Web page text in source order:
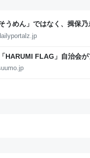
うめん」ではなく、揖保
HARUMI FLAG」自治会
り2万人集客や交通改善な